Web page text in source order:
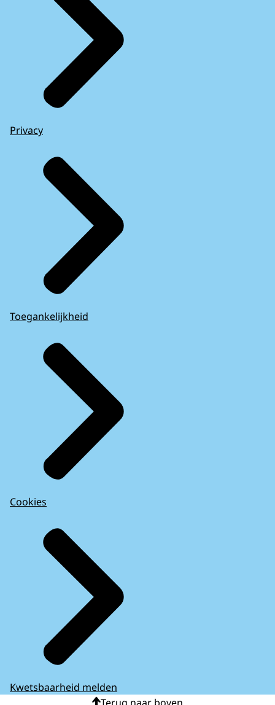
Privacy
Toegankelijkheid
Cookies
Kwetsbaarheid melden